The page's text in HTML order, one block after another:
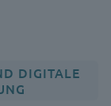
DIGITALE